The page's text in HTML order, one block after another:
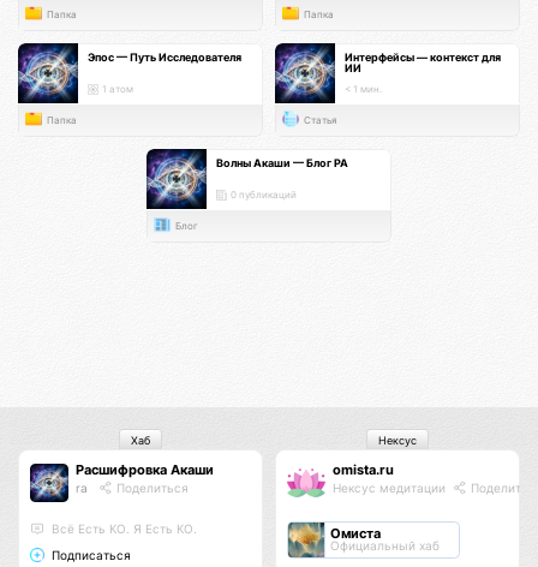
Папка Папка
Эпос — Путь Исследователя
1 атом
Папка
Интерфейсы — контекст для
ИИ
< 1 мин.
Статья
Волны Акаши — Блог РА
0 публикаций
Блог
Расшифровка Акаши
ra Поделиться
Всё Есть КО. Я Есть КО.
Подписаться
Хаб
omista.ru
Нексус медитации
Омиста
Официальный хаб
Нексус